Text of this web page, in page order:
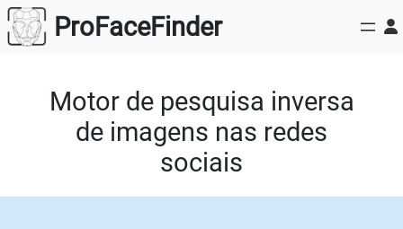
Saltar
para
ProFaceFinder
Motor de pesquisa inversa
de imagens nas redes
sociais